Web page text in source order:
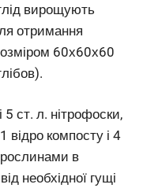
вирощують
отримання
60х60х60
ст. л. нітрофоски,
компосту і 4
рослинами в
необхідної гущі